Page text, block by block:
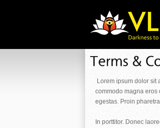
Lorem ipsum dolor sit
commodo magna eros
egestas. Proin
In porttitor. Donec